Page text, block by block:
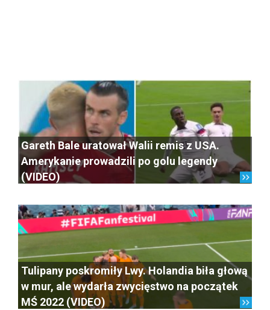
Gareth Bale uratował Walii remis z USA.
Amerykanie prowadzili po golu legendy
(VIDEO)
Tulipany poskromiły Lwy. Holandia biła głową
w mur, ale wydarła zwycięstwo na początek
MŚ 2022 (VIDEO)